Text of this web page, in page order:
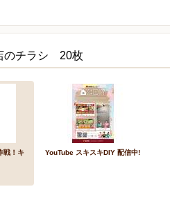
のチラシ 20枚
戦！キ
YouTube スキスキDIY 配信中!